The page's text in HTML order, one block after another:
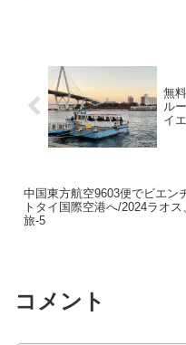
無
ル
イ
中国東方航空9603便でビエン
トタイ国際空港へ/2024ラオ
旅-5
コメント